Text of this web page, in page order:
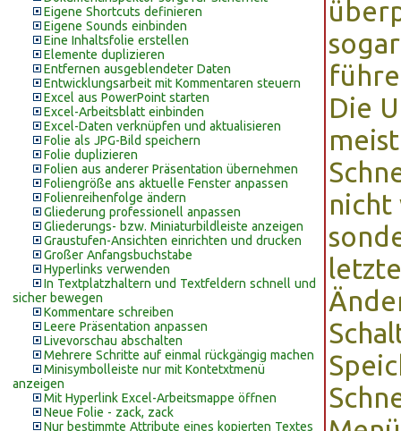
Eigene Shortcuts definieren
Eigene Sounds einbinden
Eine Inhaltsfolie erstellen
Elemente duplizieren
Entfernen ausgeblendeter Daten
Entwicklungsarbeit mit Kommentaren steuern
Excel aus PowerPoint starten
Excel-Arbeitsblatt einbinden
Excel-Daten verknüpfen und aktualisieren
Folie als JPG-Bild speichern
Folie duplizieren
Folien aus anderer Präsentation übernehmen
Foliengröße ans aktuelle Fenster anpassen
Folienreihenfolge ändern
Gliederung professionell anpassen
Gliederungs- bzw. Miniaturbildleiste anzeigen
Graustufen-Ansichten einrichten und drucken
Großer Anfangsbuchstabe
Hyperlinks verwenden
In Textplatzhaltern und Textfeldern schnell und
sicher bewegen
Kommentare schreiben
Leere Präsentation anpassen
Livevorschau abschalten
Mehrere Schritte auf einmal rückgängig machen
Minisymbolleiste nur mit Kontetxtmenü
anzeigen
Mit Hyperlink Excel-Arbeitsmappe öffnen
Neue Folie - zack, zack
Nur bestimmte Attribute eines kopierten Textes
Die
nicht